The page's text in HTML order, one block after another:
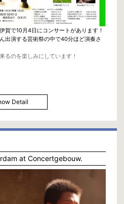
賀で10月4日にコンサートがあります！
出演する芸術祭の中で40分ほど演奏さ
るのを楽しみにしています！
Detail
at Concertgebouw.